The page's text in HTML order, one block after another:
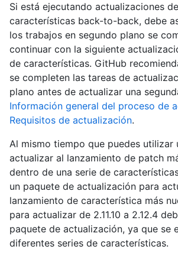
Si está ejecutando actualizaciones
características back-to-back, debe
los trabajos en segundo plano se
continuar con la siguiente
de características. GitHub
se completen las tareas de
plano antes de actualizar una
Información general del proceso de
Requisitos de actualización.
Al mismo tiempo que puedes utilizar
actualizar al lanzamiento de patch
dentro de una serie de
un paquete de actualización para
lanzamiento de característica más
para actualizar de 2.11.10 a 2.12.4
paquete de actualización, ya que se
diferentes series de características.